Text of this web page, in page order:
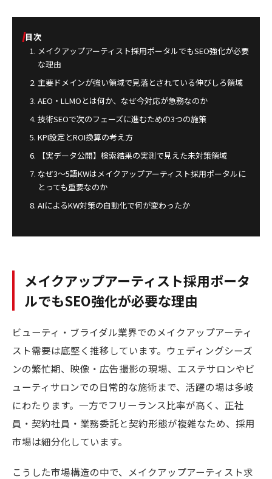
目次
メイクアップアーティスト採用ポータルでもSEO強化が必要
な理由
主要ドメインが強い領域で見落とされている伸びしろ領域
AEO・LLMOとは何か、なぜ今対応が急務なのか
技術SEOで次のフェーズに進むための3つの施策
KPI設定とROI換算の考え方
【実データ公開】検索結果の実測で見えた未対策領域
なぜ3〜5語KWはメイクアップアーティスト採用ポータルに
とっても重要なのか
AIによるKW対策の自動化で何が変わったか
メイクアップアーティスト採用ポータ
ルでもSEO強化が必要な理由
ビューティ・ブライダル業界でのメイクアップアーティ
スト需要は底堅く推移しています。ウェディングシーズ
ンの繁忙期、映像・広告撮影の現場、エステサロンやビ
ューティサロンでの日常的な施術まで、活躍の場は多岐
にわたります。一方でフリーランス比率が高く、正社
員・契約社員・業務委託と契約形態が複雑なため、採用
市場は細分化しています。
こうした市場構造の中で、メイクアップアーティスト求